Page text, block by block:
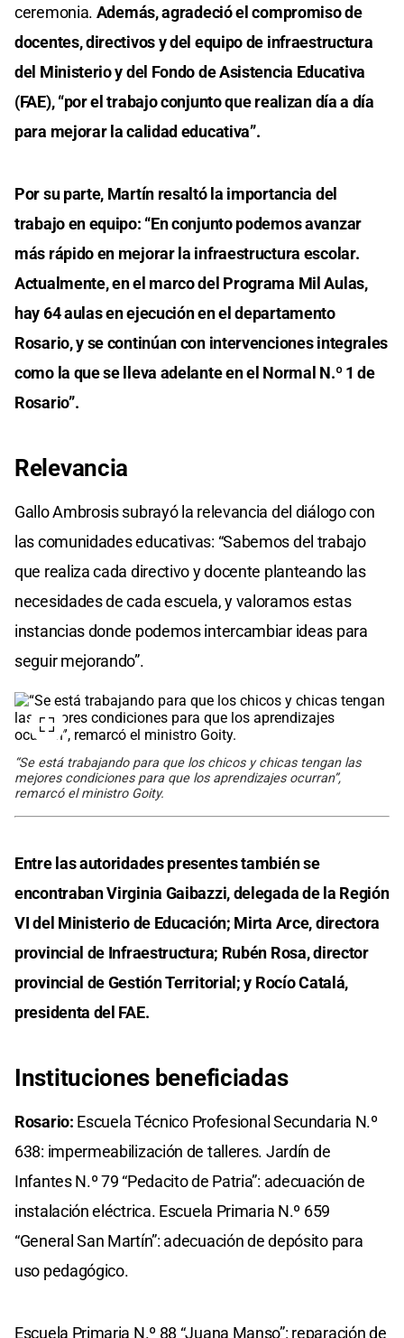
ceremonia. Además, agradeció el compromiso de
docentes, directivos y del equipo de infraestructura
del Ministerio y del Fondo de Asistencia Educativa
(FAE), “por el trabajo conjunto que realizan día a día
para mejorar la calidad educativa”.
Por su parte, Martín resaltó la importancia del
trabajo en equipo: “En conjunto podemos avanzar
más rápido en mejorar la infraestructura escolar.
Actualmente, en el marco del Programa Mil Aulas,
hay 64 aulas en ejecución en el departamento
Rosario, y se continúan con intervenciones integrales
como la que se lleva adelante en el Normal N.º 1 de
Rosario”.
Relevancia
Gallo Ambrosis subrayó la relevancia del diálogo con
las comunidades educativas: “Sabemos del trabajo
que realiza cada directivo y docente planteando las
necesidades de cada escuela, y valoramos estas
instancias donde podemos intercambiar ideas para
seguir mejorando”.
“Se está trabajando para que los chicos y chicas tengan las
mejores condiciones para que los aprendizajes ocurran”,
remarcó el ministro Goity.
Entre las autoridades presentes también se
encontraban Virginia Gaibazzi, delegada de la Región
VI del Ministerio de Educación; Mirta Arce, directora
provincial de Infraestructura; Rubén Rosa, director
provincial de Gestión Territorial; y Rocío Catalá,
presidenta del FAE.
Instituciones beneficiadas
Rosario: Escuela Técnico Profesional Secundaria N.º
638: impermeabilización de talleres. Jardín de
Infantes N.º 79 “Pedacito de Patria”: adecuación de
instalación eléctrica. Escuela Primaria N.º 659
“General San Martín”: adecuación de depósito para
uso pedagógico.
Escuela Primaria N.º 88 “Juana Manso”: reparación de